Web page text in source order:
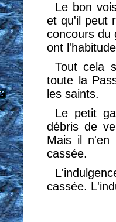
Le bon
et qu'il peut
concours du
ont
Tout cela
toute la
les saints.
Le petit
débris de
Mais il n'en
cassée.
cassée.